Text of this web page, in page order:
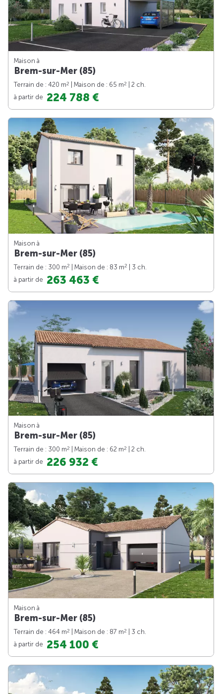
Maison à
Brem-sur-Mer (85)
Terrain de : 420 m2 | Maison de : 65 m2
| 2 ch.
à partir de 224 788 €
Maison à
Brem-sur-Mer (85)
Terrain de : 300 m2 | Maison de : 83 m2
| 3 ch.
à partir de 263 463 €
Maison à
Brem-sur-Mer (85)
Terrain de : 300 m2 | Maison de : 62 m2
| 2 ch.
à partir de 226 932 €
Maison à
Brem-sur-Mer (85)
Terrain de : 464 m2 | Maison de : 87 m2
| 3 ch.
à partir de 254 100 €